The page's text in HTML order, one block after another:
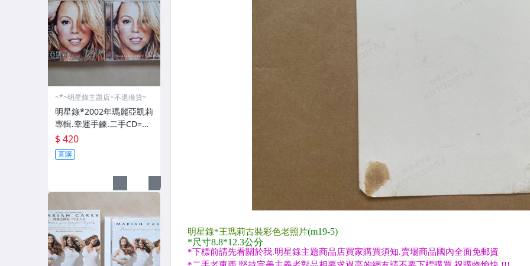
~*~明星錄主題店=不退換貨~
明星錄*2002年瑪麗亞凱莉
專輯.幸運手鍊.二手CD=附
紙盒(m08)
$ 420
直購